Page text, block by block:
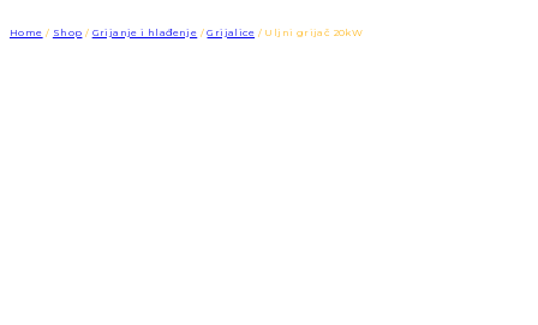
Home / Shop / Grijanje i hlađenje / Grijalice / Uljni grijač 20kW